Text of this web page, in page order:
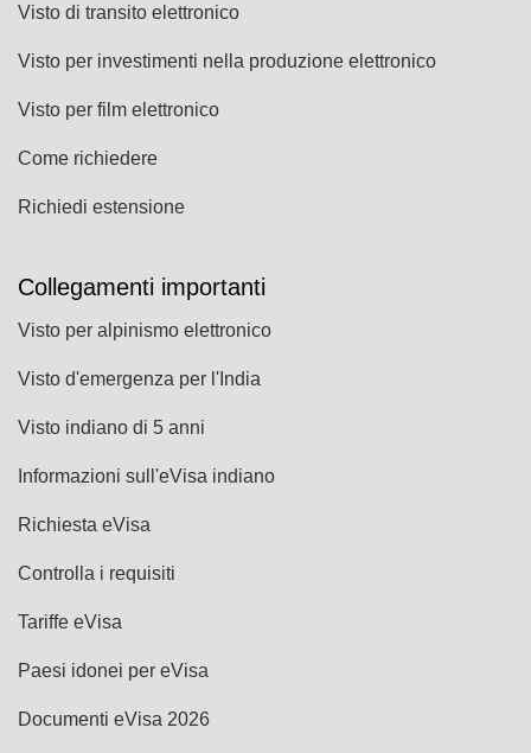
Visto di transito elettronico
Visto per investimenti nella produzione elettronico
Visto per film elettronico
Come richiedere
Richiedi estensione
Collegamenti importanti
Visto per alpinismo elettronico
Visto d'emergenza per l'India
Visto indiano di 5 anni
Informazioni sull'eVisa indiano
Richiesta eVisa
Controlla i requisiti
Tariffe eVisa
Paesi idonei per eVisa
Documenti eVisa 2026